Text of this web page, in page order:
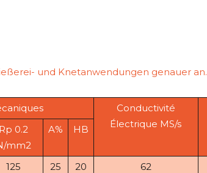
und Knetanwendungen genauer an.
Conductivité
Électrique MS/s
Rp 0.2
mm2
A% HB
125 25 20 62